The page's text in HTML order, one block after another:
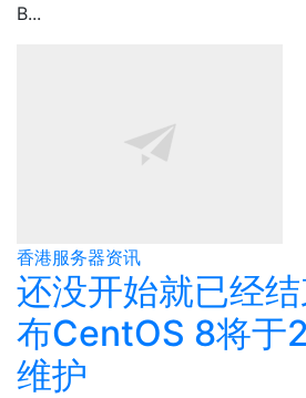
B...
香港服务器资讯
还没开始就已经
布CentOS 8将于
维护